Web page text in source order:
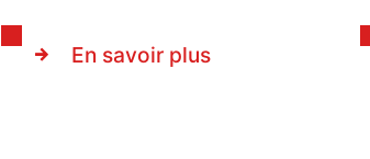
En savoir plus